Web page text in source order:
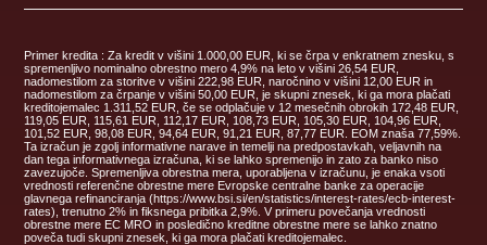
Primer kredita : Za kredit v višini 1.000,00 EUR, ki se črpa v enkratnem znesku, s
spremenljivo nominalno obrestno mero 4,9% na leto v višini 26,54 EUR,
nadomestilom za storitve v višini 222,98 EUR, naročnino v višini 12,00 EUR in
nadomestilom za črpanje v višini 50,00 EUR, je skupni znesek, ki ga mora plačati
kreditojemalec 1.311,52 EUR, če se odplačuje v 12 mesečnih obrokih 172,48 EUR,
119,05 EUR, 115,61 EUR, 112,17 EUR, 108,73 EUR, 105,30 EUR, 104,96 EUR,
101,52 EUR, 98,08 EUR, 94,64 EUR, 91,21 EUR, 87,77 EUR. EOM znaša 77,59%.
Ta izračun je zgolj informativne narave in temelji na predpostavkah, veljavnih na
dan tega informativnega izračuna, ki se lahko spremenijo in zato za banko niso
zavezujoče. Spremenljiva obrestna mera, uporabljena v izračunu, je enaka vsoti
vrednosti referenčne obrestne mere Evropske centralne banke za operacije
glavnega refinanciranja (https://www.bsi.si/en/statistics/interest-rates/ecb-interest-
rates), trenutno 2% in fiksnega pribitka 2,9%. V primeru povečanja vrednosti
obrestne mere EC MRO in posledično kreditne obrestne mere se lahko znatno
poveča tudi skupni znesek, ki ga mora plačati kreditojemalec.